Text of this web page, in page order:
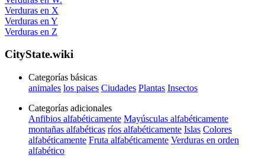
Verduras en X
Verduras en Y
Verduras en Z
CityState.wiki
Categorías básicas
animales los paises Ciudades Plantas Insectos
Categorías adicionales
Anfibios alfabéticamente Mayúsculas alfabéticamente
montañas alfabéticas ríos alfabéticamente Islas Colores
alfabéticamente Fruta alfabéticamente Verduras en orden
alfabético